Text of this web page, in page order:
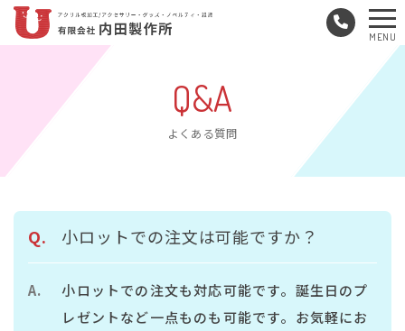
Q&A
よくある質問
小ロットでの注文は可能ですか？
小ロットでの注文も対応可能です。誕生日のプ
レゼントなど一点ものも可能です。お気軽にお
メ
ュ
MENU